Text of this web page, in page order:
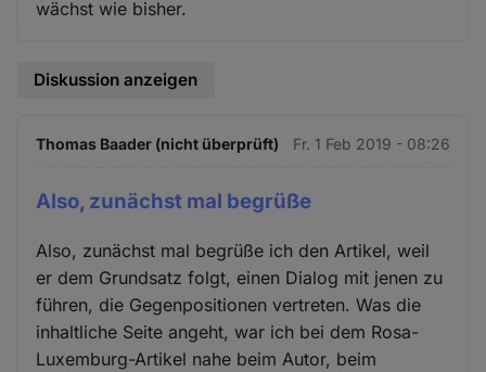
wächst wie bisher.
Diskussion anzeigen
Thomas Baader (nicht überprüft) Fr. 1 Feb 2019 - 08:26
Also, zunächst mal begrüße
Also, zunächst mal begrüße ich den Artikel, weil
er dem Grundsatz folgt, einen Dialog mit jenen zu
führen, die Gegenpositionen vertreten. Was die
inhaltliche Seite angeht, war ich bei dem Rosa-
Luxemburg-Artikel nahe beim Autor, beim